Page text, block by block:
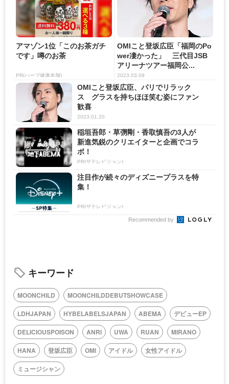
アマゾン1位「このお茶ガチ
です」噂のお茶
PR(ハーブ健康本舗)
OMIこと登坂広臣「福岡のPo
wer凄かった」 三代目JSB
アリーナツアー福岡公...
2023.03.09
OMIこと登坂広臣、パリでリラック
ス グラスを持ちほほ笑む姿にファン
歓喜
2023.01.20
稲垣吾郎・草彅剛・香取慎吾の3人が
新進気鋭のクリエイターと企画でコラ
ボ！
PR(ザテレビジョン)
注目作が続々のディズニープラスを特
集！
PR(ザテレビジョン)
Recommended by
キーワード
MOONCHILD
MOONCHILDDEBUTSHOWCASE
LDHJAPAN
HYBELABELSJAPAN ABEMA
デビューEP
DELICIOUSPOISON
ANRI UWA RUAN
MIRANO
HANA
登坂広臣 OMI アイドル
女性アイドル
ミュージシャン